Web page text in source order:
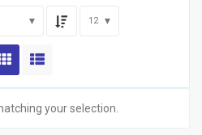
12
your selection.